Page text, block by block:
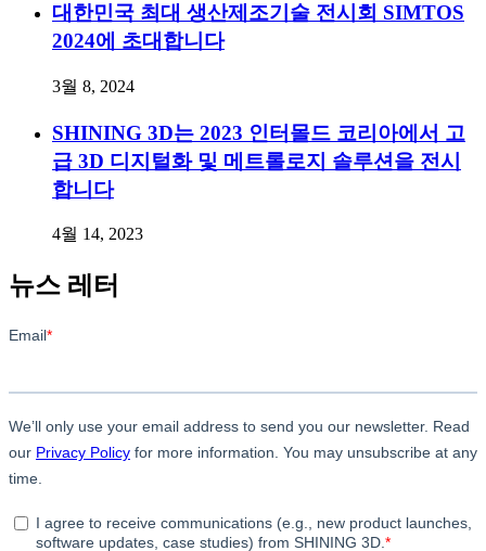
대한민국 최대 생산제조기술 전시회 SIMTOS
2024에 초대합니다
3월 8, 2024
SHINING 3D는 2023 인터몰드 코리아에서 고
급 3D 디지털화 및 메트롤로지 솔루션을 전시
합니다
4월 14, 2023
뉴스 레터